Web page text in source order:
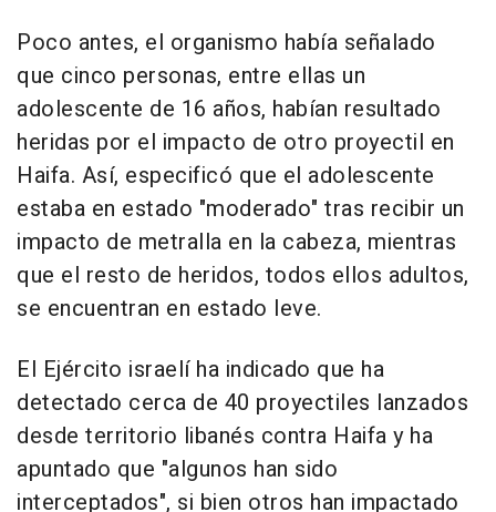
Poco antes, el organismo había señalado
que cinco personas, entre ellas un
adolescente de 16 años, habían resultado
heridas por el impacto de otro proyectil en
Haifa. Así, especificó que el adolescente
estaba en estado "moderado" tras recibir un
impacto de metralla en la cabeza, mientras
que el resto de heridos, todos ellos adultos,
se encuentran en estado leve.
El Ejército israelí ha indicado que ha
detectado cerca de 40 proyectiles lanzados
desde territorio libanés contra Haifa y ha
apuntado que "algunos han sido
interceptados", si bien otros han impactado